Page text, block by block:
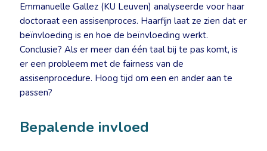
Emmanuelle Gallez (KU Leuven) analyseerde voor haar
doctoraat een assisenproces. Haarfijn laat ze zien dat er
beïnvloeding is en hoe de beïnvloeding werkt.
Conclusie? Als er meer dan één taal bij te pas komt, is
er een probleem met de fairness van de
assisenprocedure. Hoog tijd om een en ander aan te
passen?
Bepalende invloed